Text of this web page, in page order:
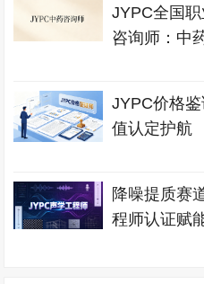
JYPC全国
咨询师：中
JYPC价格
值认定护航
降噪提质赛
程师认证赋